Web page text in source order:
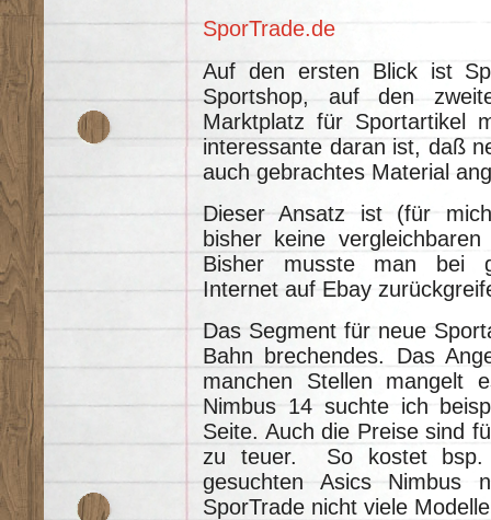
SporTrade.de
Auf den ersten Blick ist
Sportshop, auf den
Marktplatz für Sportartikel
interessante daran ist, daß
auch gebrachtes Material
Dieser Ansatz ist (für
bisher keine
Bisher musste man bei
Internet auf Ebay
Das Segment für neue
Bahn brechendes. Das
manchen Stellen mangelt
Nimbus 14 suchte ich
Seite. Auch die Preise sind
zu teuer. So kostet bsp.
gesuchten Asics Nimbus
SporTrade nicht viele